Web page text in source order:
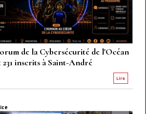
de la Cybersécurité de l'Océan
inscrits à Saint-André
Lire